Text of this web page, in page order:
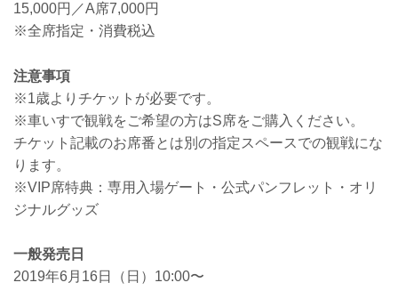
15,000円／A席7,000円
※全席指定・消費税込
注意事項
※1歳よりチケットが必要です。
※車いすで観戦をご希望の方はS席をご購入ください。
チケット記載のお席番とは別の指定スペースでの観戦にな
ります。
※VIP席特典：専用入場ゲート・公式パンフレット・オリ
ジナルグッズ
一般発売日
2019年6月16日（日）10:00〜